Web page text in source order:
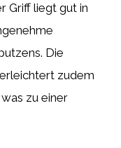
Griff liegt gut in
Die
zudem
zu einer